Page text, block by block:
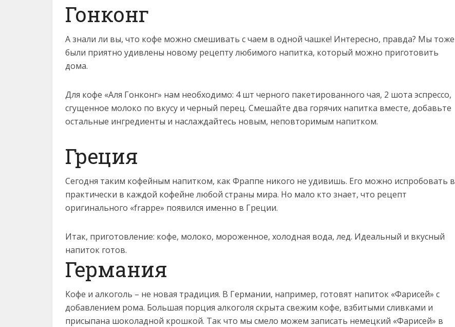
Гонконг
А знали ли вы, что кофе можно смешивать с чаем в одной чашке! Интересно, правда? Мы тоже
были приятно удивлены новому рецепту любимого напитка, который можно приготовить
дома.
Для кофе «Аля Гонконг» нам необходимо: 4 шт черного пакетированного чая, 2 шота эспрессо,
сгущенное молоко по вкусу и черный перец. Смешайте два горячих напитка вместе, добавьте
остальные ингредиенты и наслаждайтесь новым, неповторимым напитком.
Греция
Сегодня таким кофейным напитком, как Фраппе никого не удивишь. Его можно испробовать в
практически в каждой кофейне любой страны мира. Но мало кто знает, что рецепт
оригинального «frappe» появился именно в Греции.
Итак, приготовление: кофе, молоко, мороженное, холодная вода, лед. Идеальный и вкусный
напиток готов.
Германия
Кофе и алкоголь – не новая традиция. В Германии, например, готовят напиток «Фарисей» с
добавлением рома. Большая порция алкоголя скрыта свежим кофе, взбитыми сливками и
присыпана шоколадной крошкой. Так что мы смело можем записать немецкий «Фарисей» в